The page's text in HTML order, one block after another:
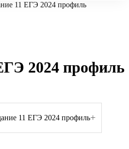
11 ЕГЭ 2024 профиль
2024 профиль
11 ЕГЭ 2024 профиль+